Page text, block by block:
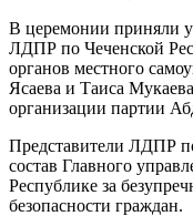
В церемонии приняли
ЛДПР по Чеченской
органов местного
Ясаева и Таиса
организации партии
Представители ЛДПР
состав Главного
Республике за
безопасности граждан.